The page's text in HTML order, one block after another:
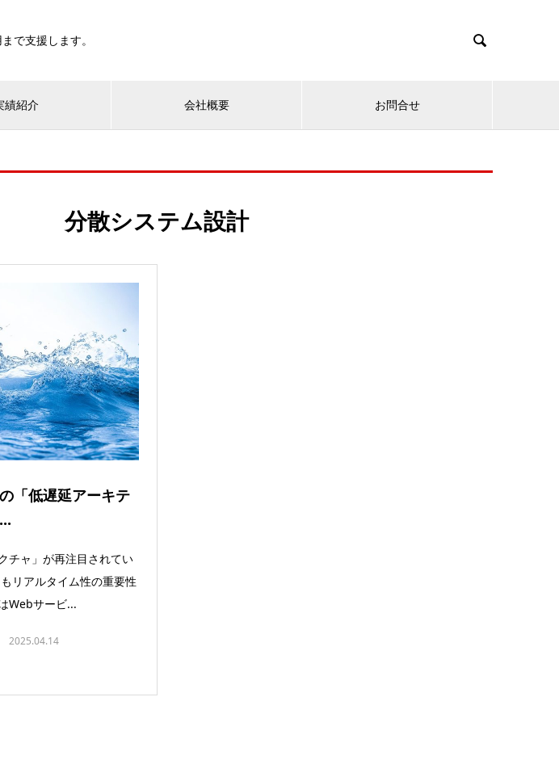
で支援します。 
績紹介 会社概要 お問合せ
分散システム設計
「低遅延アーキテ
チャ」が再注目されてい
リアルタイム性の重要性
Webサービ...
2025.04.14